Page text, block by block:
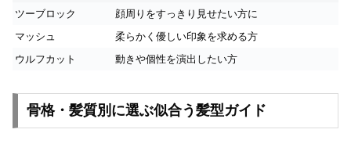
ツーブロック
顔周りをすっきり見せたい方に
マッシュ
柔らかく優しい印象を求める方
ウルフカット
動きや個性を演出したい方
骨格・髪質別に選ぶ似合う髪型ガイド